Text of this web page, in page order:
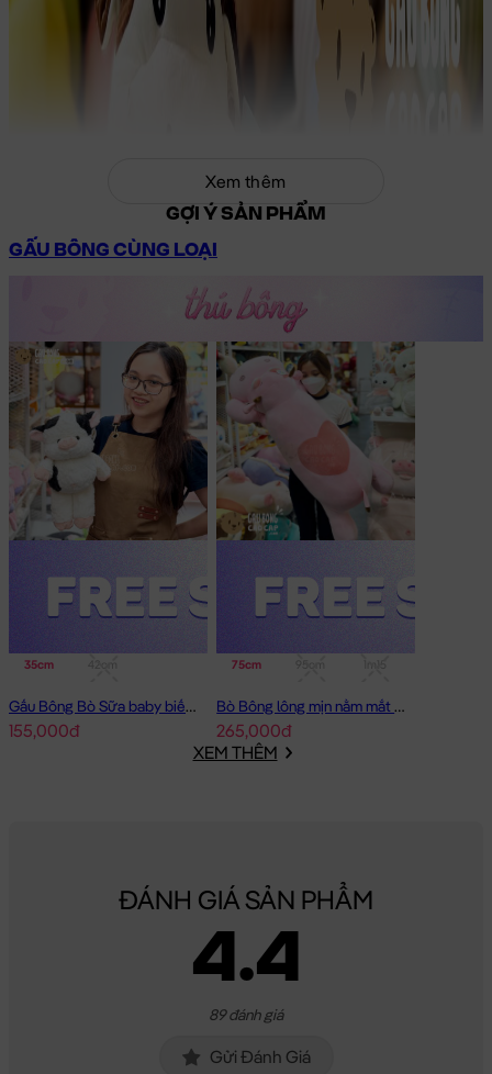
Xem thêm
GỢI Ý SẢN PHẨM
GẤU BÔNG CÙNG LOẠI
35cm
Gấu Bông Bò Sữa baby biết chạy
155,000đ
75cm
Bò Bông lông mịn nằm mắt To
265,000đ
XEM THÊM
ĐÁNH GIÁ SẢN PHẨM
4.4
89 đánh giá
Gửi Đánh Giá